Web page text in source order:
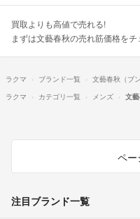
買取よりも高値で売れる!
まずは文藝春秋の売れ筋価格をチ
ラクマ ブランド一覧 文藝春秋（ブ
ラクマ
カテゴリ一覧 メンズ 文
ペー
注目ブランド一覧